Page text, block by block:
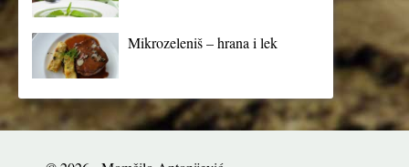
Mikrozeleniš – hrana i lek